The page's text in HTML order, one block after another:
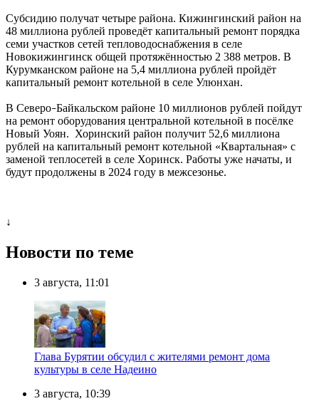
Субсидию получат четыре района. Кижингинский район на
48 миллиона рублей проведёт капитальный ремонт порядка
семи участков сетей тепловодоснабжения в селе
Новокижингинск общей протяжённостью 2 388 метров. В
Курумканском районе на 5,4 миллиона рублей пройдёт
капитальный ремонт котельной в селе Улюнхан.
В Северо–Байкальском районе 10 миллионов рублей пойдут
на ремонт оборудования центральной котельной в посёлке
Новый Уоян. Хоринский район получит 52,6 миллиона
рублей на капитальный ремонт котельной «Квартальная» с
заменой теплосетей в селе Хоринск. Работы уже начаты, и
будут продолжены в 2024 году в межсезонье.
↓
Новости по теме
3 августа, 11:01
Глава Бурятии обсудил с жителями ремонт дома
культуры в селе Надеино
3 августа, 10:39